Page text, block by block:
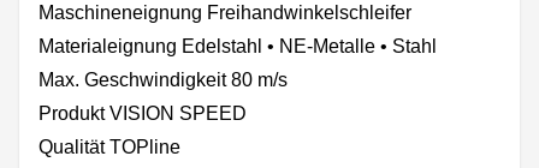
Maschineneignung Freihandwinkelschleifer
Materialeignung Edelstahl • NE-Metalle • Stahl
Max. Geschwindigkeit 80 m/s
Produkt VISION SPEED
Qualität TOPline